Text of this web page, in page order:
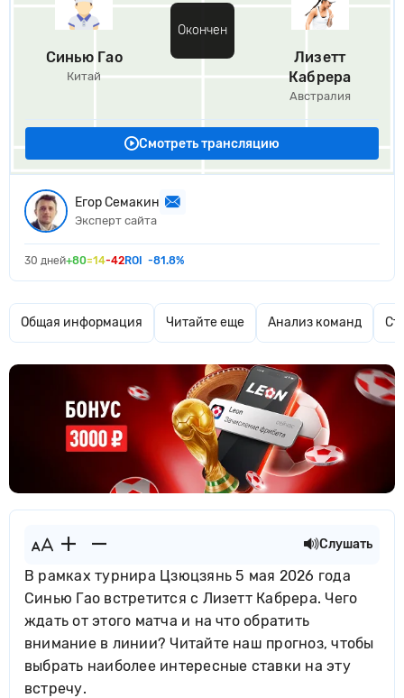
Синью Гао
Китай
Окончен
Лизетт
Кабрера
Австралия
Смотреть трансляцию
Егор Семакин
Эксперт сайта
30 дней+80=14-42ROI -81.8%
Общая информация Читайте еще Анализ команд
Слушать
В рамках турнира Цзюцзянь 5 мая 2026 года
Синью Гао встретится с Лизетт Кабрера. Чего
ждать от этого матча и на что обратить
внимание в линии? Читайте наш прогноз, чтобы
выбрать наиболее интересные ставки на эту
встречу.